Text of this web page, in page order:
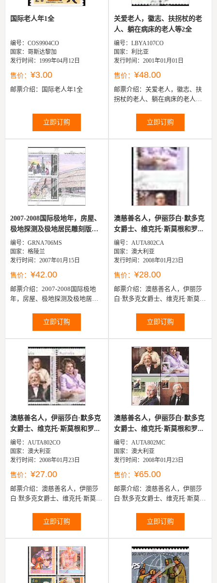
国际老人年1全
编号：COS9904CO
国家：哥斯达黎加
发行时间：1999年04月12日
售价： ¥3.00
邮票介绍： 国际老人年1全
立即订购
关爱老人，徽志、扶拐杖的老
人、躺在病床的老人等2全
编号：LBYA107CO
国家：利比亚
发行时间：2001年01月01日
售价： ¥48.00
邮票介绍： 关爱老人，徽志、扶
拐杖的老人、躺在病床的老人等2
立即订购
2007-2008国际极地年，房屋、
极地探测及极地居民雕刻版
小...
编号：GRNA706MS
国家：格陵兰
发行时间：2007年01月15日
售价： ¥42.00
邮票介绍： 2007-2008国际极地
年，房屋、极地探测及极地居民
立即订购
澳慈善名人，伊丽莎白·默多克
女爵士、维克托·斯莫根和罗...
编号：AUTA802CA
国家：澳大利亚
发行时间：2008年01月23日
售价： ¥28.00
邮票介绍： 澳慈善名人，伊丽莎
白·默多克女爵士、维克托·斯莫根
斯夫人及弗兰克·鲁伊不干胶...
立即订购
澳慈善名人，伊丽莎白·默多克
女爵士、维克托·斯莫根和罗...
编号：AUTA802CO
国家：澳大利亚
发行时间：2008年01月23日
售价： ¥27.00
邮票介绍： 澳慈善名人，伊丽莎
白·默多克女爵士、维克托·斯莫根
斯夫人及弗兰克·鲁伊4联
立即订购
澳慈善名人，伊丽莎白·默多克
女爵士、维克托·斯莫根和罗...
编号：AUTA802MC
国家：澳大利亚
发行时间：2008年01月23日
售价： ¥65.00
邮票介绍： 澳慈善名人，伊丽莎
白·默多克女爵士、维克托·斯莫根
斯夫人及弗兰克·鲁伊摄影极...
立即订购